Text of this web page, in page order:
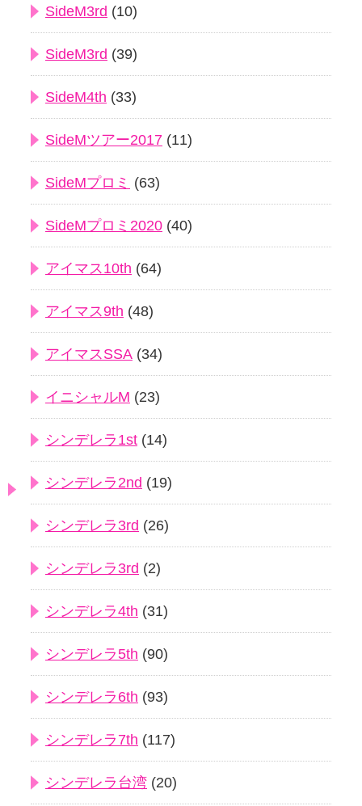
SideM3rd (10)
SideM3rd (39)
SideM4th (33)
SideMツアー2017 (11)
SideMプロミ (63)
SideMプロミ2020 (40)
アイマス10th (64)
アイマス9th (48)
アイマスSSA (34)
イニシャルM (23)
シンデレラ1st (14)
シンデレラ2nd (19)
シンデレラ3rd (26)
シンデレラ3rd (2)
シンデレラ4th (31)
シンデレラ5th (90)
シンデレラ6th (93)
シンデレラ7th (117)
シンデレラ台湾 (20)